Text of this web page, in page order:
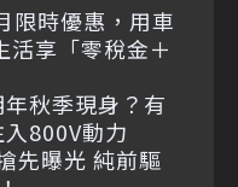
限時優惠，用車
活享「零稅金＋
秋季現身？有
800V動力
先曝光 純前驅